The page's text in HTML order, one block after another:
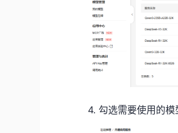
4. 勾选需要使用的